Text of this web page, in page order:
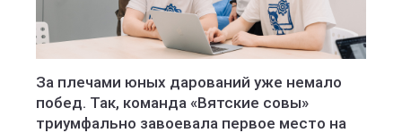
За плечами юных дарований уже немало
побед. Так, команда «Вятские совы»
триумфально завоевала первое место на